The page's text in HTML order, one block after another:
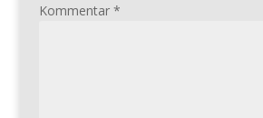
Kommentar *